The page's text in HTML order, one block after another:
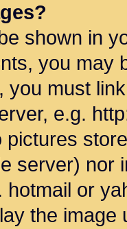
shown in
you may
you must
e.g.
pictures
server) nor
hotmail or
the